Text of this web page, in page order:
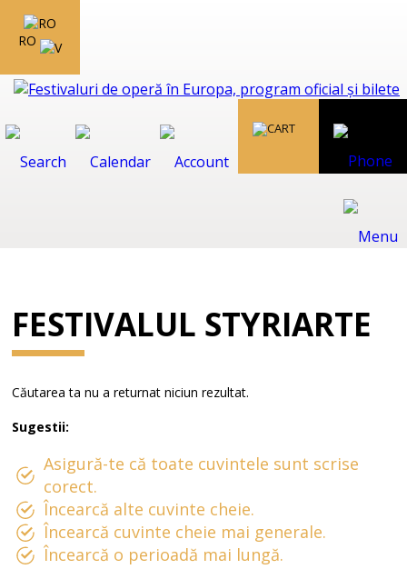
RO
FESTIVALUL STYRIARTE
Căutarea ta nu a returnat niciun rezultat.
Sugestii:
Asigură-te că toate cuvintele sunt scrise
corect.
Încearcă alte cuvinte cheie.
Încearcă cuvinte cheie mai generale.
Încearcă o perioadă mai lungă.